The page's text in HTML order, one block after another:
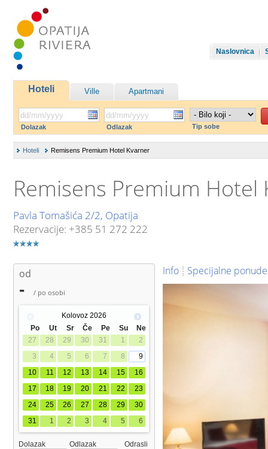
Naslovnica
Hoteli Ville Apartmani
Dolazak Odlazak Tip sobe
Hoteli Remisens Premium Hotel Kvarner
Remisens Premium Hotel
Pavla Tomašića 2/2, Opatija
Rezervacije: +385 51 272 222
od
- / po osobi
Kolovoz 2026
Po
Ut Sr Če Pe Su
Ne
27
28 29 30 31 1
2
3
4 5 6 7 8
9
10
11 12 13 14 15
16
17
18 19 20 21 22
23
24
25 26 27 28 29
30
31
1 2 3 4 5 6
Dolazak Odlazak Odrasli
Info Specijalne ponude